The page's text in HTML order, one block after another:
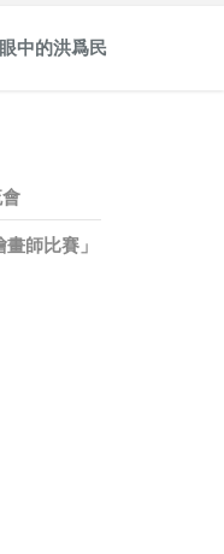
中的洪爲民
師比賽」